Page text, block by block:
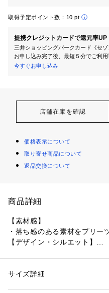
取得予定ポイント数： 10 pt
提携クレジットカードで還元率UP
三井ショッピングパークカード《セ
お申し込み完了後、最短５分でご利用
今すぐお申し込み
店舗在庫を確認
価格表示について
取り寄せ商品について
返品交換について
商品詳細
【素材感】
・落ち感のある素材をプリー
【デザイン・シルエット】
・ウエストはぐるりゴムで楽
性別：キッズ・ベビー
サイズ詳細